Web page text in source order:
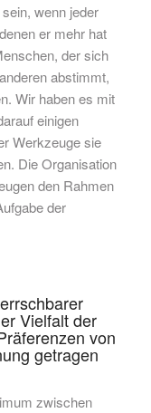
wenn jeder
er mehr hat
der sich
abstimmt,
Wir haben es mit
einigen
Werkzeuge sie
Die Organisation
den Rahmen
der
Vielfalt der
von
getragen
zwischen